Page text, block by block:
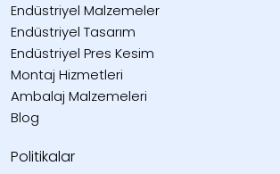
Endüstriyel Malzemeler
Endüstriyel Tasarım
Endüstriyel Pres Kesim
Montaj Hizmetleri
Ambalaj Malzemeleri
Blog
Politikalar